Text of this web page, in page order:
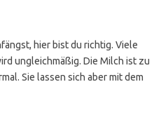
hier bist du richtig. Viele
ungleichmäßig. Die Milch ist zu
Sie lassen sich aber mit dem